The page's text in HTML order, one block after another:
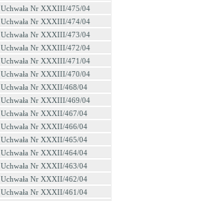
Uchwała Nr XXXIII/475/04
Uchwała Nr XXXIII/474/04
Uchwała Nr XXXIII/473/04
Uchwała Nr XXXIII/472/04
Uchwała Nr XXXIII/471/04
Uchwała Nr XXXIII/470/04
Uchwała Nr XXXII/468/04
Uchwała Nr XXXIII/469/04
Uchwała Nr XXXII/467/04
Uchwała Nr XXXII/466/04
Uchwała Nr XXXII/465/04
Uchwała Nr XXXII/464/04
Uchwała Nr XXXII/463/04
Uchwała Nr XXXII/462/04
Uchwała Nr XXXII/461/04